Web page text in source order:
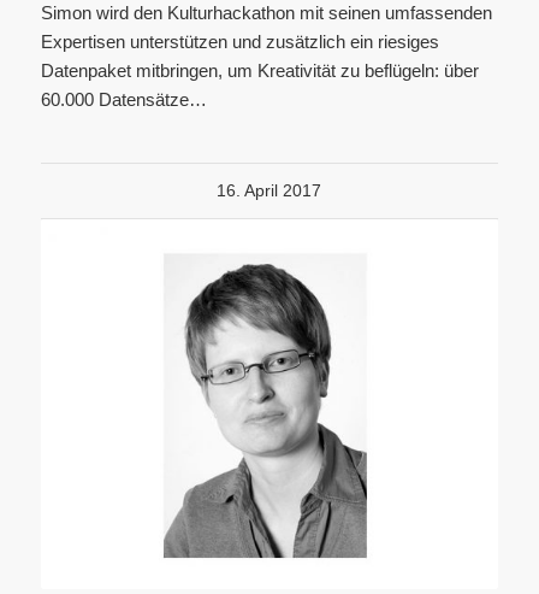
Simon wird den Kulturhackathon mit seinen umfassenden
Expertisen unterstützen und zusätzlich ein riesiges
Datenpaket mitbringen, um Kreativität zu beflügeln: über
60.000 Datensätze…
16. April 2017